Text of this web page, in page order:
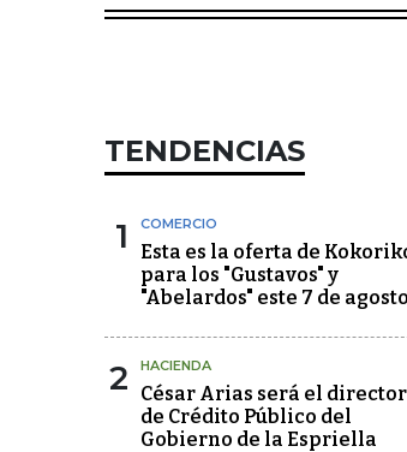
TENDENCIAS
1 COMERCIO
Esta es la oferta de
para los "Gustavos" y
"Abelardos" este 7 de agosto
2 HACIENDA
César Arias será el director
de Crédito Público del
Gobierno de la Espriella